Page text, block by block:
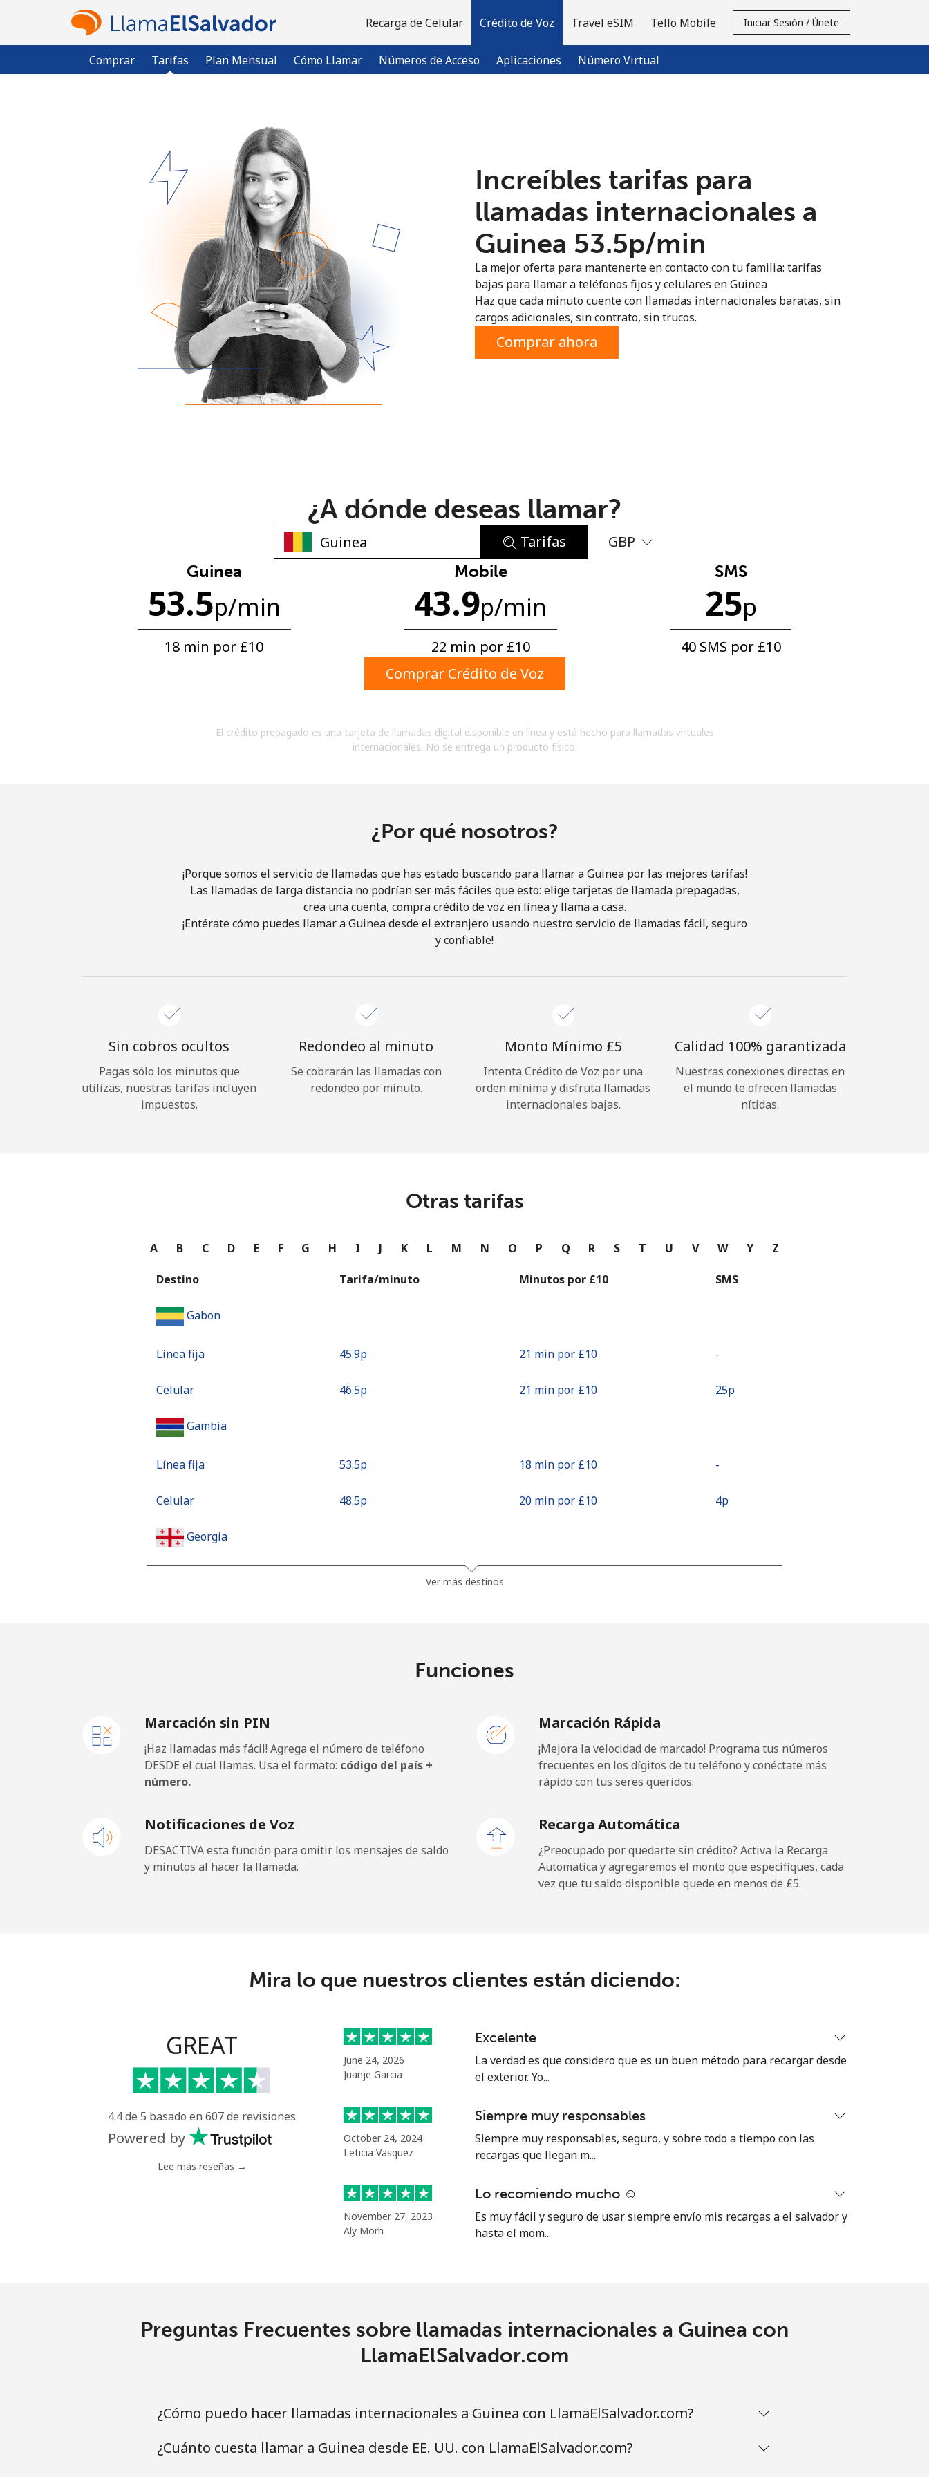
Recarga de Celular Crédito de Voz
Comprar Tarifas Plan Mensual Cómo Llamar Números de Acceso Aplicaciones Número Virtual
Travel eSIM Tello Mobile Iniciar Sesión / Únete
¿Ya tienes una cuenta? Inicia sesión →
Regístrate con
No se ha creado una contraseña
Mínimo 8 caracteres
Una letra mayúscula y una minúscula
Un caracter especial
acuerdo con estos
Términos y condiciones.
Únete
¡Hola!
Iniciar Sesión
Increíbles tarifas para
llamadas internacionales a
Guinea ⁦53.5p⁩/min
La mejor oferta para mantenerte en contacto con tu familia: tarifas
bajas para llamar a teléfonos fijos y celulares en Guinea
Haz que cada minuto cuente con llamadas internacionales baratas, sin
cargos adicionales, sin contrato, sin trucos.
Comprar ahora
¿A dónde deseas llamar?
Tarifas GBP
Guinea
53.5p/min
18 min por ⁦£10⁩
Mobile
43.9p/min
22 min por ⁦£10⁩
SMS
25p
40 SMS por ⁦£10⁩
Comprar Crédito de Voz
El crédito prepagado es una tarjeta de llamadas digital disponible en línea y está hecho para llamadas virtuales
internacionales. No se entrega un producto físico.
¿Por qué nosotros?
¡Porque somos el servicio de llamadas que has estado buscando para llamar a Guinea por las mejores tarifas!
Las llamadas de larga distancia no podrían ser más fáciles que esto: elige tarjetas de llamada prepagadas,
crea una cuenta, compra crédito de voz en línea y llama a casa.
¡Entérate cómo puedes llamar a Guinea desde el extranjero usando nuestro servicio de llamadas fácil, seguro
y confiable!
Sin cobros ocultos
Pagas sólo los minutos que
utilizas, nuestras tarifas incluyen
impuestos.
Redondeo al minuto
Se cobrarán las llamadas con
redondeo por minuto.
Monto Mínimo ⁦£5⁩
Intenta Crédito de Voz por una
orden mínima y disfruta llamadas
internacionales bajas.
Calidad 100% garantizada
Nuestras conexiones directas en
el mundo te ofrecen llamadas
nítidas.
Otras tarifas
A B C D E F G H I J K L M N O P Q R S T U V W Y Z
Destino Tarifa/minuto Minutos por ⁦£10⁩ SMS
Gabon
Línea fija ⁦45.9p⁩ 21 min por ⁦£10⁩ -
Celular ⁦46.5p⁩ 21 min por ⁦£10⁩ ⁦25p⁩
Gambia
Línea fija ⁦53.5p⁩ 18 min por ⁦£10⁩ -
Celular ⁦48.5p⁩ 20 min por ⁦£10⁩ ⁦4p⁩
Georgia
Celular 665 min por ⁦£10⁩
Ghana
Celular 44 min por ⁦£10⁩
Gibraltar
Celular ⁦1.5p⁩ 665 min por ⁦£10⁩ ⁦7p⁩
Greenland
Línea fija ⁦7.9p⁩ 126 min por ⁦£10⁩
Celular 112 min por ⁦£10⁩
⁦12.9p⁩ 77 min por ⁦£10⁩
⁦14.5p⁩ 68 min por ⁦£10⁩
Guam
All country
Ver más destinos
Funciones
Marcación sin PIN
¡Haz llamadas más fácil! Agrega el número de teléfono
DESDE el cual llamas. Usa el formato: código del país +
número.
Marcación Rápida
¡Mejora la velocidad de marcado! Programa tus números
frecuentes en los dígitos de tu teléfono y conéctate más
rápido con tus seres queridos.
Notificaciones de Voz
DESACTIVA esta función para omitir los mensajes de saldo
y minutos al hacer la llamada.
Recarga Automática
¿Preocupado por quedarte sin crédito? Activa la Recarga
Automatica y agregaremos el monto que especifiques, cada
vez que tu saldo disponible quede en menos de ⁦£5⁩.
Mira lo que nuestros clientes están diciendo:
GREAT
4.4 de 5 basado en 607 de revisiones
Powered by
Lee más reseñas →
June 24, 2026
Juanje Garcia
Excelente
La verdad es que considero que es un buen método para recargar desde
el exterior. Yo...
October 24, 2024
Leticia Vasquez
Siempre muy responsables
Siempre muy responsables, seguro, y sobre todo a tiempo con las
recargas que llegan m...
November 27, 2023
Aly Morh
Lo recomiendo mucho ☺️
Es muy fácil y seguro de usar siempre envío mis recargas a el salvador y
hasta el mom...
Preguntas Frecuentes sobre llamadas internacionales a Guinea con
LlamaElSalvador.com
¿Cómo puedo hacer llamadas internacionales a Guinea con LlamaElSalvador.com?
¿Cuánto cuesta llamar a Guinea desde EE. UU. con LlamaElSalvador.com?